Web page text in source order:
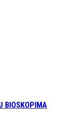
BIOSKOPIMA